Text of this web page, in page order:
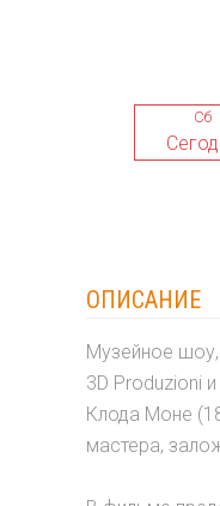
Сб
ОПИСАНИЕ
Музейное шоу,
3D Produzioni
Клода Моне
мастера,